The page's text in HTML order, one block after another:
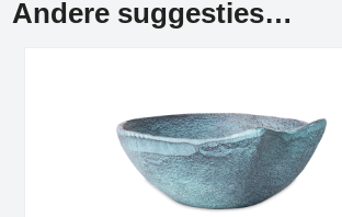
Andere suggesties…